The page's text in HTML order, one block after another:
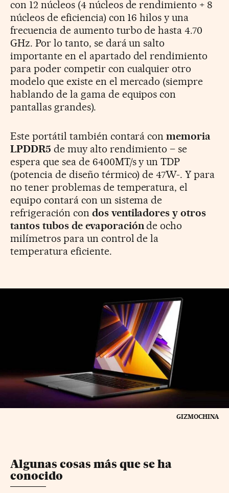
con 12 núcleos (4 núcleos de rendimiento + 8
núcleos de eficiencia) con 16 hilos y una
frecuencia de aumento turbo de hasta 4.70
GHz. Por lo tanto, se dará un salto
importante en el apartado del rendimiento
para poder competir con cualquier otro
modelo que existe en el mercado (siempre
hablando de la gama de equipos con
pantallas grandes).
Este portátil también contará conmemoria
LPDDR5 de muy alto rendimiento – se
espera que sea de 6400MT/s y un TDP
(potencia de diseño térmico) de 47W-. Y para
no tener problemas de temperatura, el
equipo contará con un sistema de
refrigeración con dos ventiladores y otros
tantos tubos de evaporaciónde ocho
milímetros para un control de la
temperatura eficiente.
GIZMOCHINA
Algunas cosas más que se ha
conocido